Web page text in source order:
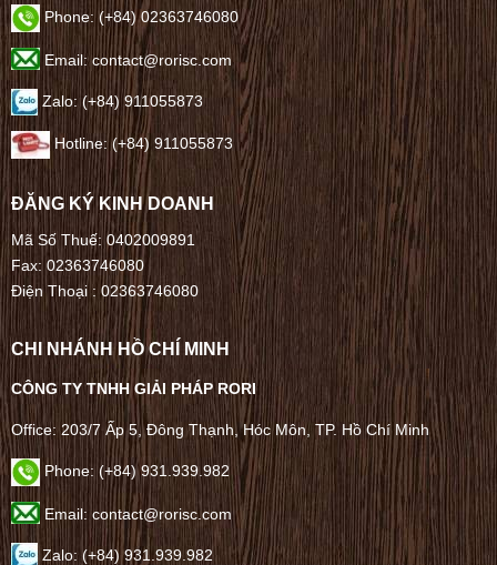
Phone:(+84) 02363746080
Email: contact@rorisc.com
Zalo: (+84) 911055873
Hotline: (+84) 911055873
ĐĂNG KÝ KINH DOANH
Mã Số Thuế: 0402009891
Fax: 02363746080
Điện Thoại :02363746080
CHI NHÁNH HỒ CHÍ MINH
CÔNG TY TNHH GIẢI PHÁP RORI
Office: 203/7 Ấp 5, Đông Thạnh, Hóc Môn, TP. Hồ Chí Minh
Phone: (+84) 931.939.982
Email: contact@rorisc.com
Zalo: (+84) 931.939.982